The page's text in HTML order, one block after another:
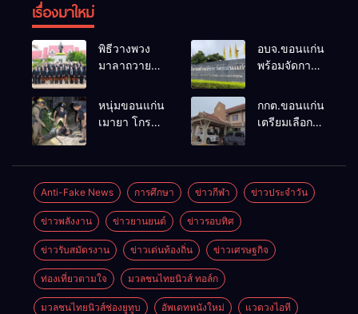
เรื่องมาใหม่
พิธีวางพวง
มาลาถวาย
เนื่องในวันรพี
ประจำปี
ฟุตบอลวันรพี
เพื่อเชื่อม
ความสัมพันธ์
อันดีของ
หน่วยงานใน
กระบวนการ
ยุติธรรม
อบจ.ขอนแก่น
พร้อมจัดการ
ยกฯ 27 ก.ย.
รับสมัคร 17-
สมัครรับการ
เลือกตั้งหาก
คุณสมบัติครบ
หนุ่มขอนแก่น
เมายา โกรธที่
คว้าหนังสติ๊ก
ยิง ห้องทำงาน
ผกก.ฯ 2 นัด
ตำรวจคุมตัว
ได้ทันควัน
กกต.ขอนแก่น
เตรียมเลือกตั้ง
ด้วยการ เปิด
รับสมัครใหม่
ระบุ
“วัฒนา”ลง
ความผิด และ
Anti-Fake News การศึกษา ข่าวกีฬา ข่าวประจำวัน
ข่าวพลังงาน ข่าวยานยนต์ ข่าวรอบทิศ
ข่าวรับสมัตรงาน ข่าวเด่นท้องถิ่น ข่าวเศรษฐกิจ
ท่องเที่ยวตามใจ มวลชนไทยนิวส์ ทอล์ก
มวลชนไทยนิวส์ช่องยูทูบ อัพเดทหนังใหม่ แวดวงไอที